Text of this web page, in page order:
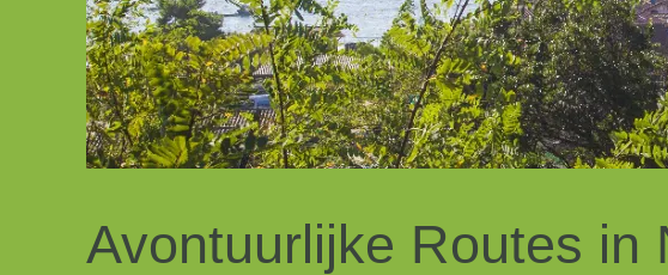
Avontuurlijke Routes in